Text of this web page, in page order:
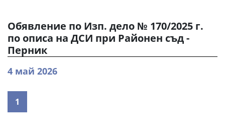
Обявление по Изп. дело № 170/2025 г.
по описа на ДСИ при Районен съд -
Перник
4 май 2026
1